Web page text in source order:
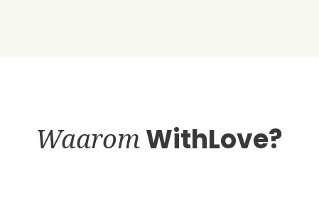
WaaromWithLove?